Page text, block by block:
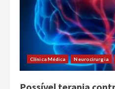
Clínica Médica Neurocirurgia